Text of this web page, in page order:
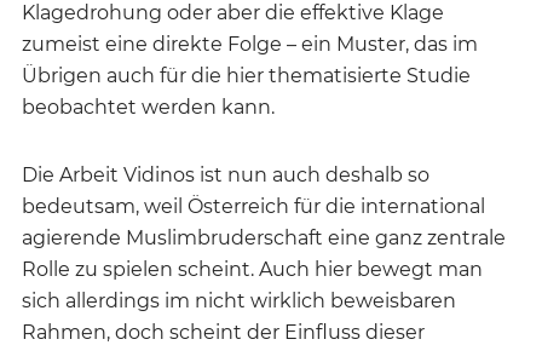
Klagedrohung oder aber die effektive Klage
zumeist eine direkte Folge – ein Muster, das im
Übrigen auch für die hier thematisierte Studie
beobachtet werden kann.
Die Arbeit Vidinos ist nun auch deshalb so
bedeutsam, weil Österreich für die international
agierende Muslimbruderschaft eine ganz zentrale
Rolle zu spielen scheint. Auch hier bewegt man
sich allerdings im nicht wirklich beweisbaren
Rahmen, doch scheint der Einfluss dieser